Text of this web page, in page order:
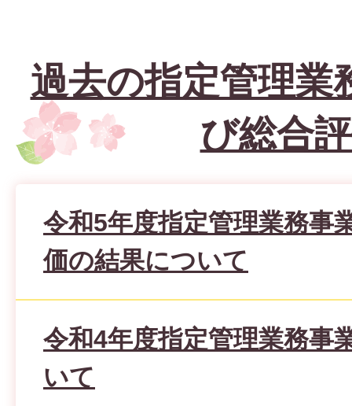
過去の指定管理業
び総合
令和5年度指定管理業務事
価の結果について
令和4年度指定管理業務事
いて